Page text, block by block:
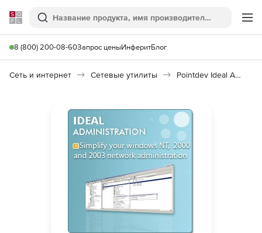
Softline
Поиск
8 (800) 200-08-60Запрос ценыИнферитБлог
Сеть и интернет Сетевые утилиты Pointdev Ideal Administration